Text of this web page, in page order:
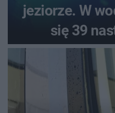
jeziorze. W
się 39